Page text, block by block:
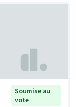
Soumise au
vote